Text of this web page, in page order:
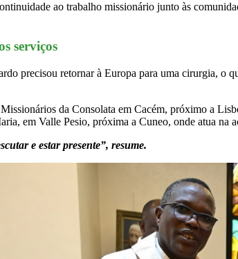
ao trabalho missionário junto às
serviços
precisou retornar à Europa para uma cirurgia, o
Missionários da Consolata em Cacém, próximo a
em Valle Pesio, próxima a Cuneo, onde atua na
e estar presente”, resume.